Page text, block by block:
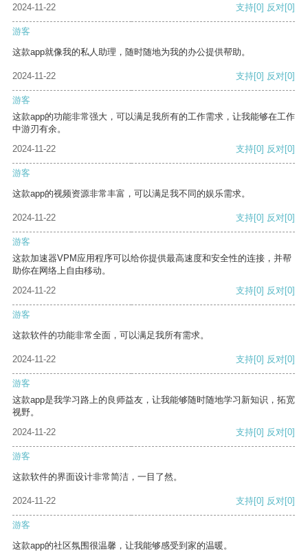
2024-11-22
支持[0] 反对[0]
游客
这款app就像我的私人助理，随时随地为我的办公提供帮助。
2024-11-22 支持[0] 反对[0]
游客
这款app的功能非常强大，可以满足我所有的工作需求，让我能够在工作
中游刃有余。
2024-11-22
支持[0] 反对[0]
游客
这款app的视频资源非常丰富，可以满足我不同的娱乐需求。
2024-11-22 支持[0] 反对[0]
游客
这款加速器VPM应用程序可以给你提供最高速度和安全性的连接，并帮
助你在网络上自由移动。
2024-11-22
支持[0] 反对[0]
游客
这款软件的功能非常全面，可以满足我所有需求。
2024-11-22 支持[0] 反对[0]
游客
这款app是我学习路上的良师益友，让我能够随时随地学习新知识，拓宽
视野。
2024-11-22
支持[0] 反对[0]
游客
这款软件的界面设计非常简洁，一目了然。
2024-11-22 支持[0] 反对[0]
游客
这款app的社区氛围很温馨，让我能够感受到家的温暖。